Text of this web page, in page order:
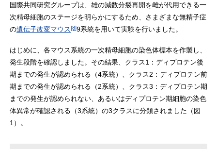
国際共同研究グループは、雄の減数分裂再開を雌が代用できる一
次精母細胞のステージを明らかにするため、さまざまな無精子症
の遺伝子改変マウス[8]9系統を用いて実験を行いました。
はじめに、各マウス系統の一次精母細胞の染色体標本を作製し、
発生段階を確認しました。その結果、クラス1：ディプロテン後
期までの発生が認められる（4系統）、クラス2：ディプロテン前
期までの発生が認められる（2系統）、クラス3：ディプロテン期
までの発生が認められない、あるいはディプロテン期細胞の染色
体異常が確認される（3系統）の3クラスに分類されました（図
1）。